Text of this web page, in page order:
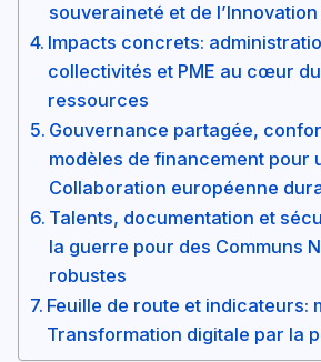
souveraineté et de
Impacts concrets:
collectivités et PME au cœur
ressources
Gouvernance partagée,
modèles de financement pour
Collaboration européenne
Talents, documentation et
la guerre pour des Communs
robustes
Feuille de route et indicateurs:
Transformation digitale par la